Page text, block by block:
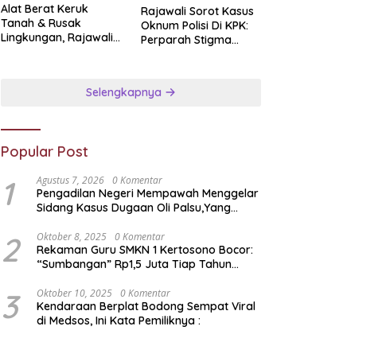
Alat Berat Keruk
Tanah & Rusak
Lingkungan, Rajawali
Rajawali Sorot Kasus
Oknum Polisi Di KPK:
Perparah Stigma
Selengkapnya
Popular Post
1 Agustus 7, 2026 0 Komentar
Pengadilan Negeri Mempawah Menggelar
Sidang Kasus Dugaan Oli Palsu,Yang
Penipuan Dari Jaringan Pemasok PT. DAB
2 Oktober 8, 2025 0 Komentar
Rekaman Guru SMKN 1 Kertosono Bocor:
“Sumbangan” Rp1,5 Juta Tiap Tahun
Pungli di Jatim Dipertanyakan
3 Oktober 10, 2025 0 Komentar
Kendaraan Berplat Bodong Sempat Viral
di Medsos, Ini Kata Pemiliknya :